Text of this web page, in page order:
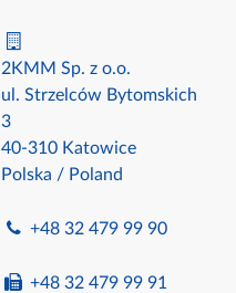
2KMM Sp. z o.o.
ul. Strzelców Bytomskich
3
40-310 Katowice
Polska / Poland
+48 32 479 99 90
+48 32 479 99 91